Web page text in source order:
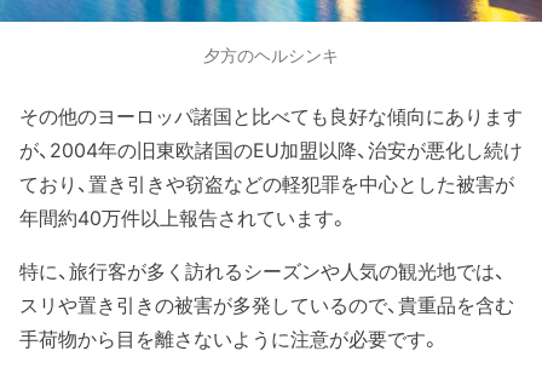
夕方のヘルシンキ
その他のヨーロッパ諸国と比べても良好な傾向にあります
が、2004年の旧東欧諸国のEU加盟以降、治安が悪化し続け
ており、置き引きや窃盗などの軽犯罪を中心とした被害が
年間約40万件以上報告されています。
特に、旅行客が多く訪れるシーズンや人気の観光地では、
スリや置き引きの被害が多発しているので、貴重品を含む
手荷物から目を離さないように注意が必要です。